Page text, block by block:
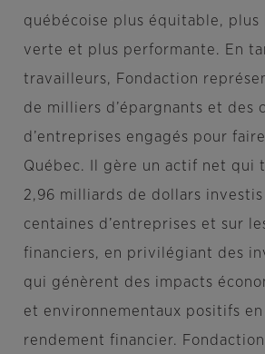
québécoise plus équitable, plus
verte et plus performante. En
travailleurs, Fondaction
de milliers d’épargnants et des
d’entreprises engagés pour
Québec. Il gère un actif net qui
2,96 milliards de dollars investis
centaines d’entreprises et sur
financiers, en privilégiant des
qui génèrent des impacts
et environnementaux positifs en
rendement financier.